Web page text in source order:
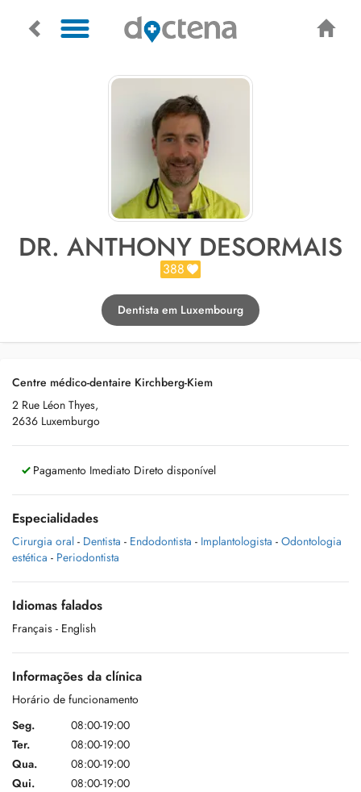
DR. ANTHONY DESORMAIS
388
Dentista em Luxembourg
Centre médico-dentaire Kirchberg-Kiem
2 Rue Léon Thyes,
2636 Luxemburgo
Pagamento Imediato Direto disponível
Especialidades
Cirurgia oral - Dentista - Endodontista - Implantologista - Odontologia
estética - Periodontista
Idiomas falados
Français - English
Informações da clínica
Horário de funcionamento
Seg.
08:00-19:00
Ter.
08:00-19:00
Qua.
08:00-19:00
Qui.
08:00-19:00